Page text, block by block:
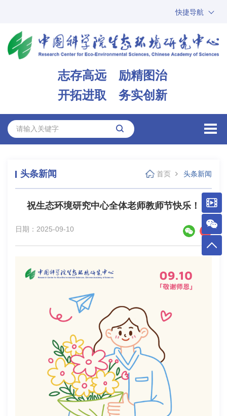
快捷导航
ARP
邮箱
志存高远 励精图治
开拓进取 务实创新
头条新闻 首页 头条新闻
祝生态环境研究中心全体老师教师节快乐！
日期：2025-09-10